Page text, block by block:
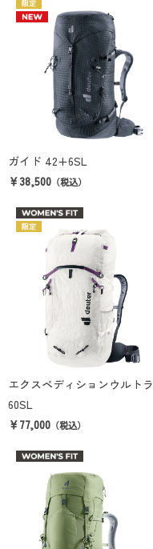
ガイド 42+6SL
￥38,500 （税込）
エクスペディションウルトラ
60SL
￥77,000 （税込）